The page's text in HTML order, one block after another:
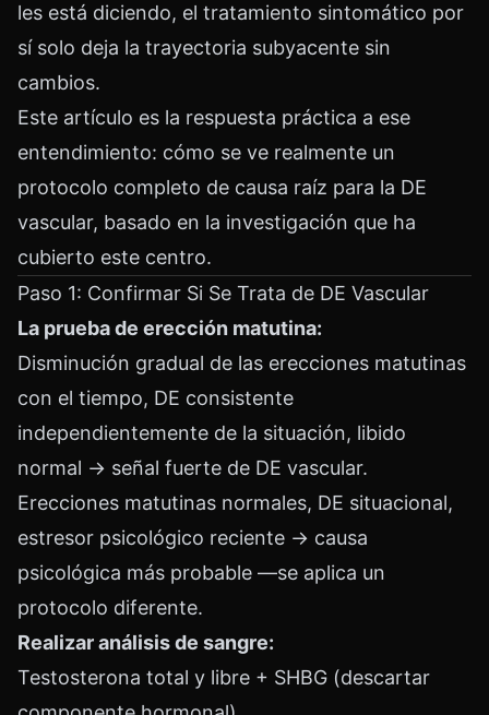
les está diciendo, el tratamiento sintomático por
sí solo deja la trayectoria subyacente sin
cambios.
Este artículo es la respuesta práctica a ese
entendimiento: cómo se ve realmente un
protocolo completo de causa raíz para la DE
vascular, basado en la investigación que ha
cubierto este centro.
Paso 1: Confirmar Si Se Trata de DE Vascular
La prueba de erección matutina:
Disminución gradual de las erecciones matutinas
con el tiempo, DE consistente
independientemente de la situación, libido
normal → señal fuerte de DE vascular.
Erecciones matutinas normales, DE situacional,
estresor psicológico reciente → causa
psicológica más probable —se aplica un
protocolo diferente.
Realizar análisis de sangre:
Testosterona total y libre + SHBG (descartar